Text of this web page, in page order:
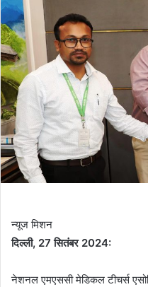
न्यूज मिशन
दिल्ली, 27 सितंबर 2024:
नेशनल एमएससी मेडिकल टीचर्स